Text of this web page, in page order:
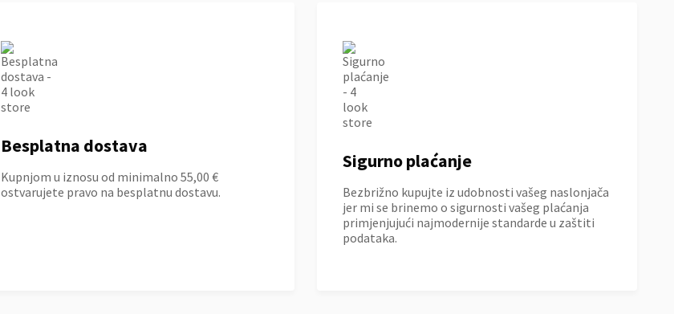
Besplatna dostava
Kupnjom u iznosu od minimalno 55,00 €
ostvarujete pravo na besplatnu dostavu.
Sigurno plaćanje
Bezbrižno kupujte iz udobnosti vašeg naslonjača
jer mi se brinemo o sigurnosti vašeg plaćanja
primjenjujući najmodernije standarde u zaštiti
podataka.